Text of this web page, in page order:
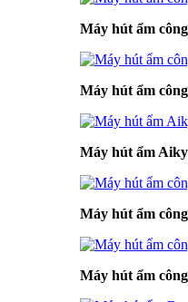
Máy hút ẩm
Máy hút ẩm
Máy hút ẩm
Máy hút ẩm
Máy hút ẩm